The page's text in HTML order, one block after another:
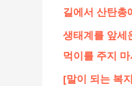
길에서 산탄총
생태계를 앞세
먹이를 주지
[말이 되는 복